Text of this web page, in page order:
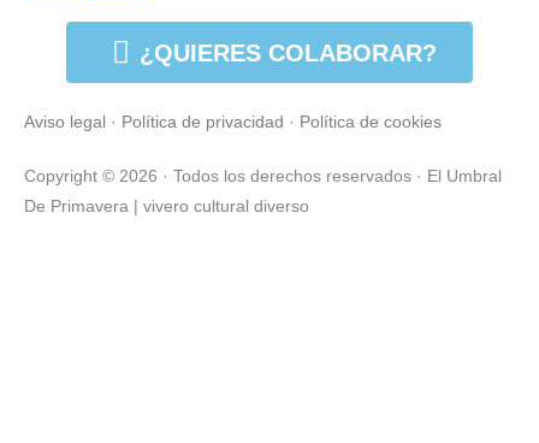
b
o
-
f
t
t
r
t
a
r
a
m
¿QUIERES COLABORAR?
Aviso legal · Política de privacidad · Política de cookies
Copyright © 2026 · Todos los derechos reservados · El Umbral
De Primavera | vivero cultural diverso